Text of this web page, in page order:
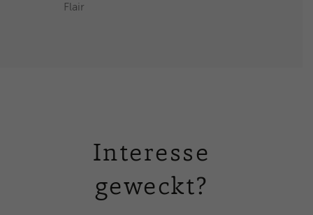
Flair
Interesse
geweckt?